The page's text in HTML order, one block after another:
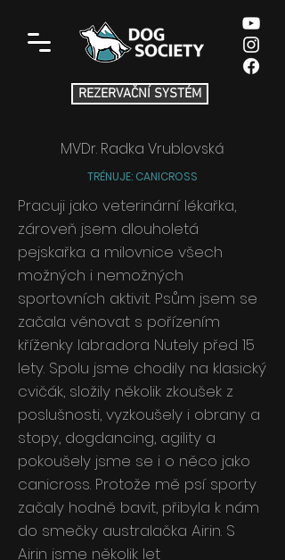
REZERVAČNÍ SYSTÉM
MVDr. Radka Vrublovská
TRÉNUJE: CANICROSS
Pracuji jako veterinární lékařka,
zároveň jsem dlouholetá
pejskařka a milovnice všech
možných i nemožných
sportovních aktivit. Psům jsem se
začala věnovat s pořízením
kříženky labradora Nutely před 15
lety. Spolu jsme chodily na klasický
cvičák, složily několik zkoušek z
poslušnosti, vyzkoušely i obrany a
stopy, dogdancing, agility a
pokoušely jsme se i o něco jako
canicross. Protože mě psí sporty
začaly hodně bavit, přibyla k nám
do smečky australačka Airin. S
Airin jsme několik let